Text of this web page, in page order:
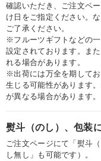
確認いただき、ご注文ペ
け日をご指定ください。
ご了承ください。
※フルーツギフトなどの
設定されております。ま
れる場合があります。
※出荷には万全を期して
生じる可能性があります
が異なる場合があります。
熨斗（のし）、包装
ご注文ページにて「熨斗
し無し」も可能です）。